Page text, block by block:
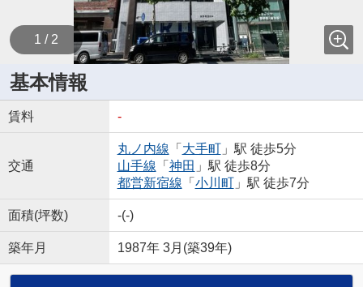
1 / 2
基本情報
賃料 -
交通
丸ノ内線 「 大手町」駅 徒歩5分
山手線 「 神田 」駅 徒歩8分
都営新宿線 「 小川町」駅 徒歩7分
面積(坪数) -(-)
築年月 1987年 3月(築39年)